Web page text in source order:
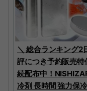
＼ 総合ランキング2
評につき予約販売
続配布中！
冷剤 長時間 強力保